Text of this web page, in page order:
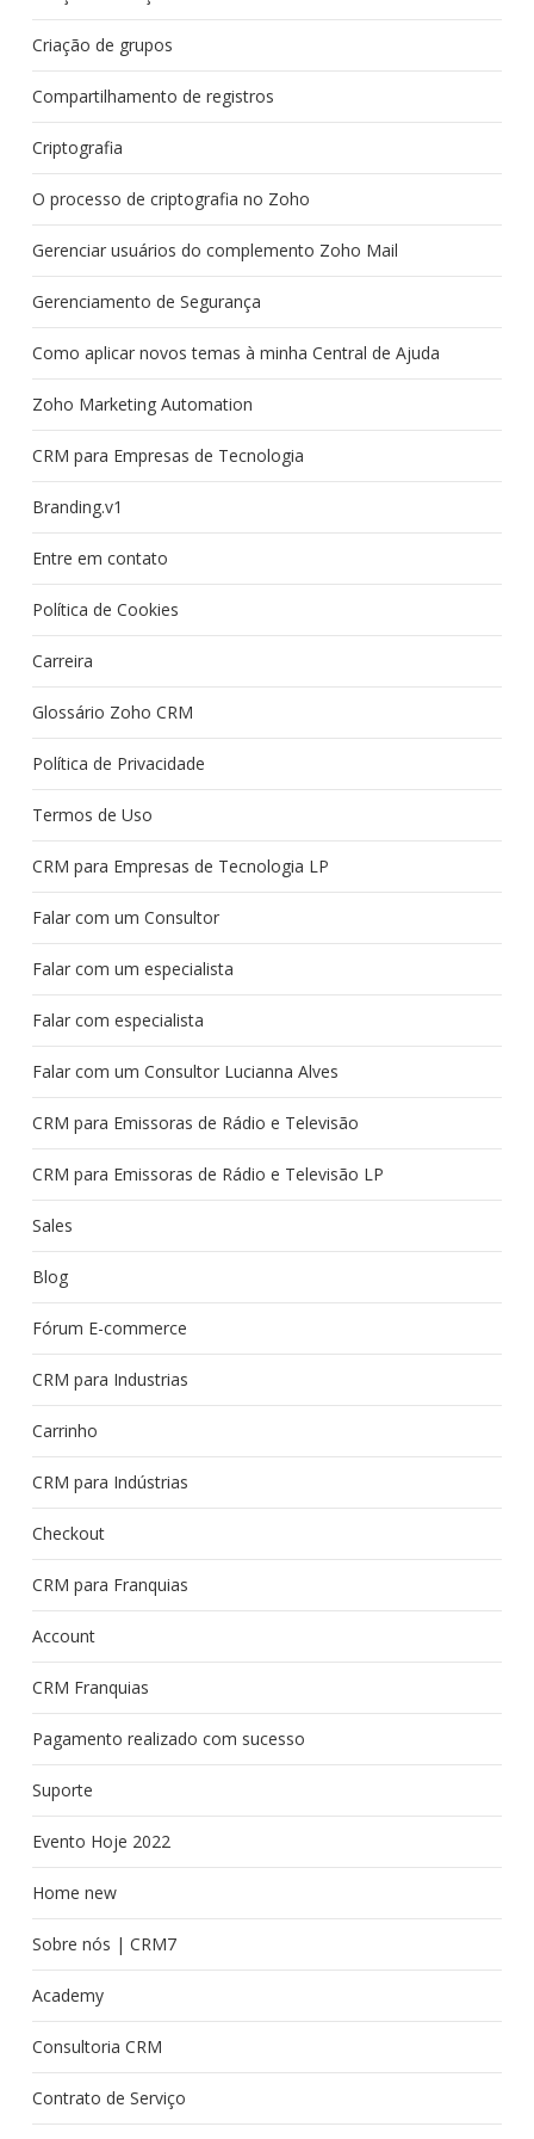
Criação de grupos
Compartilhamento de registros
Criptografia
O processo de criptografia no Zoho
Gerenciar usuários do complemento Zoho Mail
Gerenciamento de Segurança
Como aplicar novos temas à minha Central de Ajuda
Zoho Marketing Automation
CRM para Empresas de Tecnologia
Branding.v1
Entre em contato
Política de Cookies
Carreira
Glossário Zoho CRM
Política de Privacidade
Termos de Uso
CRM para Empresas de Tecnologia LP
Falar com um Consultor
Falar com um especialista
Falar com especialista
Falar com um Consultor Lucianna Alves
CRM para Emissoras de Rádio e Televisão
CRM para Emissoras de Rádio e Televisão LP
Sales
Blog
Fórum E-commerce
CRM para Industrias
Carrinho
CRM para Indústrias
Checkout
CRM para Franquias
Account
CRM Franquias
Pagamento realizado com sucesso
Suporte
Evento Hoje 2022
Home new
Sobre nós | CRM7
Academy
Consultoria CRM
Contrato de Serviço